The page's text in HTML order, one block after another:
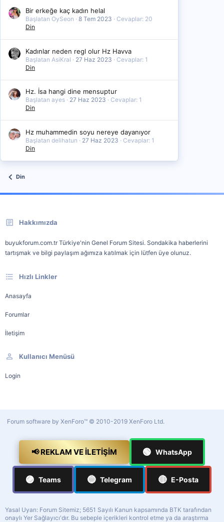
Bir erkeğe kaç kadın helal
Başlatan OySeon 8 Tem 2023
Cevaplar: 20
Din
Kadınlar neden regl olur Hz Havva
Başlatan AsiKral 27 Haz 2023
Cevaplar: 1
Din
Hz. İsa hangi dine mensuptur
Başlatan ayes 27 Haz 2023
Cevaplar: 1
Din
Hz muhammedin soyu nereye dayanıyor
Başlatan delihatun 27 Haz 2023
Cevaplar: 1
Din
Din
Hakkımızda
buyukforum.com.tr Türkiye'nin Genel Forum Sitesi. Sondakika haberlerini
tartışmak ve bilgi paylaşım ağımıza katılmak için lütfen üye olunuz.
Hızlı Linkler
Anasayfa
Forumlar
İletişim
Kullanıcı Menüsü
Login
Forum software by XenForo™ © 2010-2019 XenForo Ltd.
📢 REKLAM VE İLETIŞIM 🟢 WhatsApp
🟣 Teams 🔵 Telegram 🔴 E-Posta
Yasal Uyarı: Forum Sitemiz; 5651 Sayılı Kanun kapsamında BTK tarafından
onaylı Yer Sağlayıcı'dır. Bu sebeple içerikleri kontrol etme ya da araştırma